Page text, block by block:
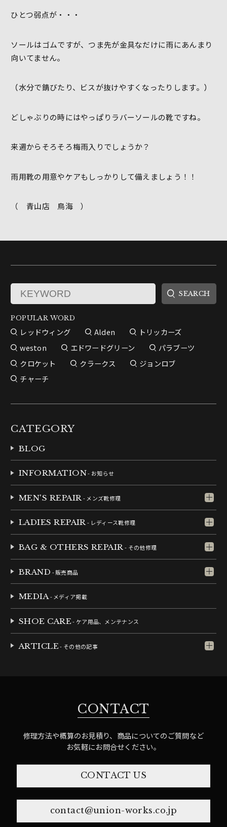
ひとつ弱点が・・・
ソールはゴムですが、つま先が金具なだけに雨にあんまり
向いてません。
（水分で錆びたり、ビスが抜けやすくなったりします。 ）
どしゃぶりの時にはやっぱりラバーソールの靴ですね。
来週からそろそろ梅雨入りでしょうか？
雨用靴の用意やケアもしっかりして備えましょう！！
（ 青山店 鳥海 ）
POPULAR WORD
レッドウィング Alden
トリッカーズ
weston
エドワードグリーン
パラブーツ
クロケット
クラークス
ジョンロブ
チャーチ
CATEGORY
BLOG
INFORMATION- お知らせ
MEN'S REPAIR- メンズ靴修理
LADIES REPAIR- レディース靴修理
BAG & OTHERS REPAIR- その他修理
BRAND - 販売商品
MEDIA- メディア掲載
SHOE CARE- ケア用品、メンテナンス
ARTICLE- その他の記事
CONTACT
修理方法や概算のお見積り、商品についてのご質問など
お気軽にお問合せください。
CONTACT US
contact@union-works.co.jp